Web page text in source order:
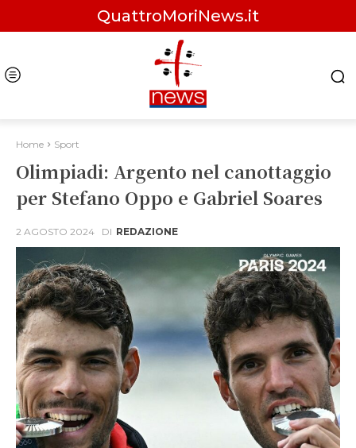
QuattroMoriNews.it
Home Sport
Olimpiadi: Argento nel canottaggio
per Stefano Oppo e Gabriel Soares
2 AGOSTO 2024 DI REDAZIONE